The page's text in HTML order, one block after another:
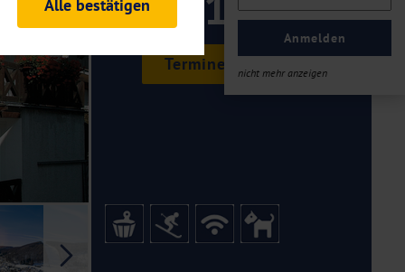
Anmelden
nicht mehr anzeigen
Termine & Preise
und Analysen. Mithilfe
Auftritts ermitteln und
es zu einer Drittlands
Daten finden Sie in unseren
Alle bestätigen